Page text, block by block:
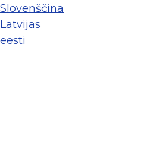
Slovenščina
Latvijas
eesti